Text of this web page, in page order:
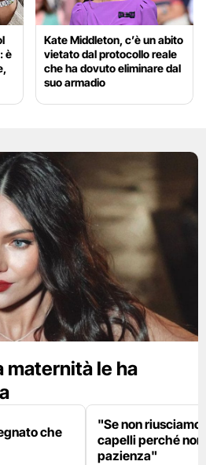
è
Kate Middleton, c’è un abito
vietato dal protocollo reale
che ha dovuto eliminare dal
suo armadio
maternità le ha
che
"Se non riusciamo
capelli perché
pazienza"